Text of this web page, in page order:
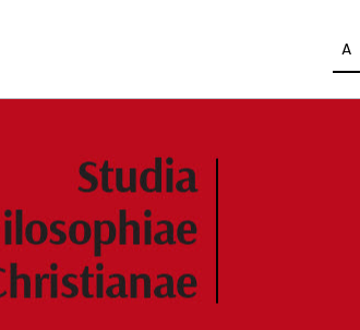
A